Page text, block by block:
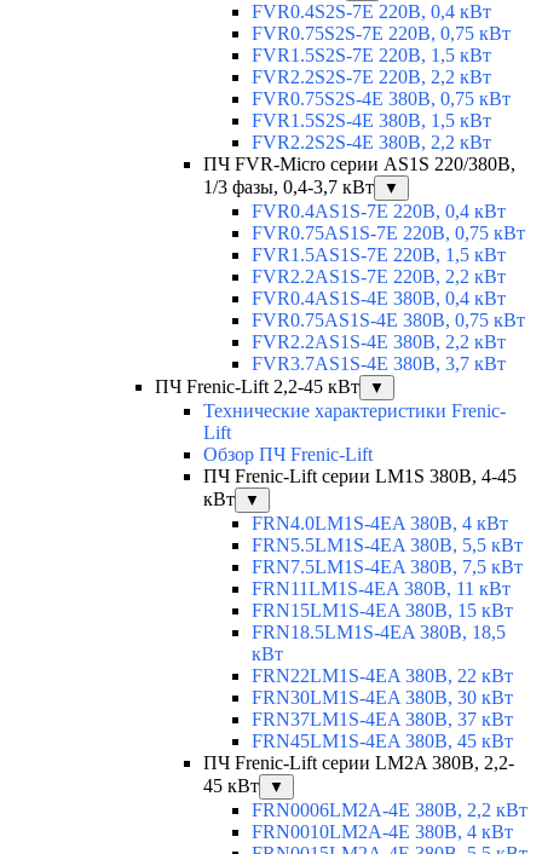
FVR0.4S2S-7E 220В, 0,4 кВт
FVR0.75S2S-7E 220В, 0,75 кВт
FVR1.5S2S-7E 220В, 1,5 кВт
FVR2.2S2S-7E 220В, 2,2 кВт
FVR0.75S2S-4E 380В, 0,75 кВт
FVR1.5S2S-4E 380В, 1,5 кВт
FVR2.2S2S-4E 380В, 2,2 кВт
ПЧ FVR-Micro серии AS1S 220/380В,
1/3 фазы, 0,4-3,7 кВт
▼
FVR0.4AS1S-7E 220В, 0,4 кВт
FVR0.75AS1S-7E 220В, 0,75 кВт
FVR1.5AS1S-7E 220В, 1,5 кВт
FVR2.2AS1S-7E 220В, 2,2 кВт
FVR0.4AS1S-4E 380В, 0,4 кВт
FVR0.75AS1S-4E 380В, 0,75 кВт
FVR2.2AS1S-4E 380В, 2,2 кВт
FVR3.7AS1S-4E 380В, 3,7 кВт
ПЧ Frenic-Lift 2,2-45 кВт
▼
Технические характеристики Frenic-
Lift
Обзор ПЧ Frenic-Lift
ПЧ Frenic-Lift серии LM1S 380В, 4-45
кВт
▼
FRN4.0LM1S-4EA 380В, 4 кВт
FRN5.5LM1S-4EA 380В, 5,5 кВт
FRN7.5LM1S-4EA 380В, 7,5 кВт
FRN11LM1S-4EA 380В, 11 кВт
FRN15LM1S-4EA 380В, 15 кВт
FRN18.5LM1S-4EA 380В, 18,5
кВт
FRN22LM1S-4EA 380В, 22 кВт
FRN30LM1S-4EA 380В, 30 кВт
FRN37LM1S-4EA 380В, 37 кВт
FRN45LM1S-4EA 380В, 45 кВт
ПЧ Frenic-Lift серии LM2A 380В, 2,2-
45 кВт
▼
FRN0006LM2A-4E 380В, 2,2 кВт
FRN0010LM2A-4E 380В, 4 кВт